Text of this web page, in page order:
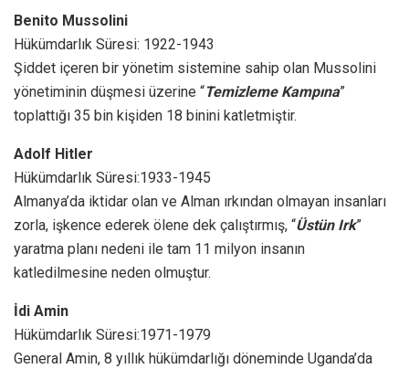
Benito Mussolini
Hükümdarlık Süresi: 1922-1943
Şiddet içeren bir yönetim sistemine sahip olan Mussolini
yönetiminin düşmesi üzerine “Temizleme Kampına”
toplattığı 35 bin kişiden 18 binini katletmiştir.
Adolf Hitler
Hükümdarlık Süresi:1933-1945
Almanya’da iktidar olan ve Alman ırkından olmayan insanları
zorla, işkence ederek ölene dek çalıştırmış, “Üstün Irk”
yaratma planı nedeni ile tam 11 milyon insanın
katledilmesine neden olmuştur.
İdi Amin
Hükümdarlık Süresi:1971-1979
General Amin, 8 yıllık hükümdarlığı döneminde Uganda’da